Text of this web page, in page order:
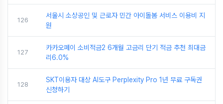
126
서울시 소상공인 및 근로자 민간 아이돌봄 서비스 이용비 지
원
127
카카오페이 소비적금2 6개월 고금리 단기 적금 추천 최대금
리6.0%
128
SKT이용자 대상 AI도구 Perplexity Pro 1년 무료 구독권
신청하기